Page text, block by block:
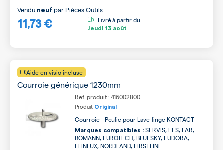
11,73 €
Vendu neuf par Pièces Outils
Livré à partir du
Jeudi 13 août
Aide en visio incluse
Courroie générique 1230mm
Ref. produit : 416002800
Produit Original
Courroie - Poulie pour Lave-linge KONTACT
Marques compatibles : SERVIS, EFS, FAR,
BOMANN, EUROTECH, BLUESKY, EUDORA,
ELINLUX, NORDLAND, FIRSTLINE ...